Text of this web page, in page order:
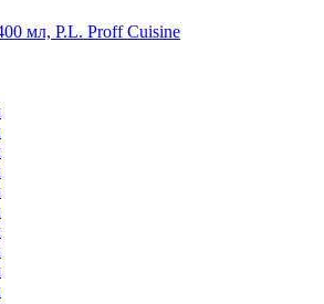
мл, P.L. Proff Cuisine